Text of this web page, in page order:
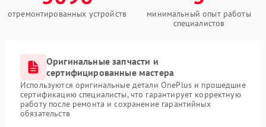
отремонтированных устройств
минимальный опыт работы
специалистов
Оригинальные запчасти и
сертифицированные мастера
Используются оригинальные детали OnePlus и прошедшие
сертификацию специалисты, что гарантирует корректную
работу после ремонта и сохранение гарантийных
обязательств